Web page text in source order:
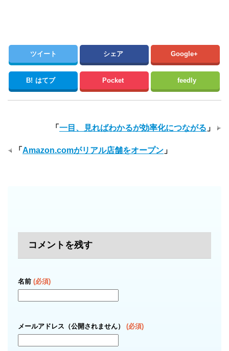
ツイート シェア Google+
B! はてブ Pocket feedly
「 一目、見ればわかるが効率化につながる 」
「 Amazon.comがリアル店舗をオープン 」
コメントを残す
名前 (必須)
メールアドレス（公開されません） (必須)